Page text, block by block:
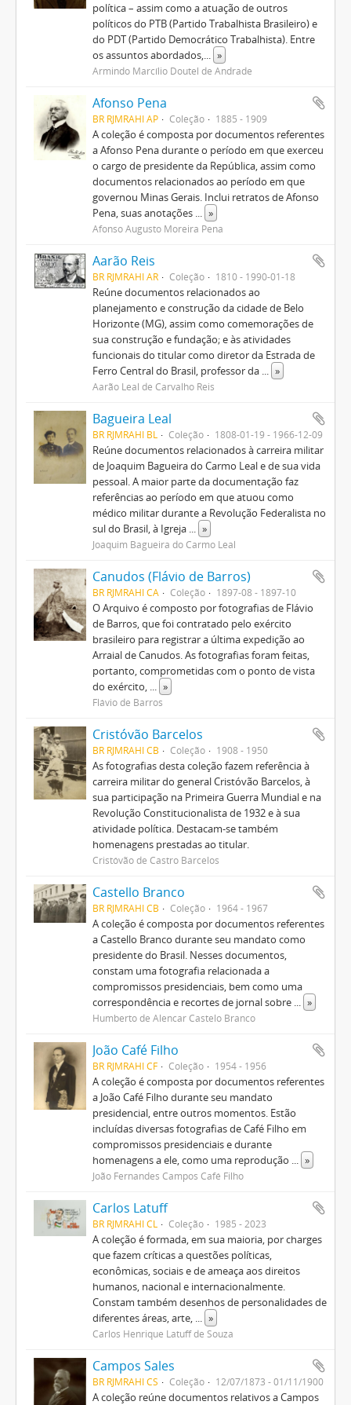
política – assim como a atuação de outros
políticos do PTB (Partido Trabalhista Brasileiro) e
do PDT (Partido Democrático Trabalhista). Entre
os assuntos abordados,... »
Armindo Marcílio Doutel de Andrade
Afonso Pena
BR RJMRAHI AP Coleção 1885 - 1909
A coleção é composta por documentos referentes
a Afonso Pena durante o período em que exerceu
o cargo de presidente da República, assim como
documentos relacionados ao período em que
governou Minas Gerais. Inclui retratos de Afonso
Pena, suas anotações ... »
Afonso Augusto Moreira Pena
Aarão Reis
BR RJMRAHI AR Coleção 1810 - 1990-01-18
Reúne documentos relacionados ao
planejamento e construção da cidade de Belo
Horizonte (MG), assim como comemorações de
sua construção e fundação; e às atividades
funcionais do titular como diretor da Estrada de
Ferro Central do Brasil, professor da ... »
Aarão Leal de Carvalho Reis
Bagueira Leal
BR RJMRAHI BL Coleção 1808-01-19 - 1966-12-09
Reúne documentos relacionados à carreira militar
de Joaquim Bagueira do Carmo Leal e de sua vida
pessoal. A maior parte da documentação faz
referências ao período em que atuou como
médico militar durante a Revolução Federalista no
sul do Brasil, à Igreja ... »
Joaquim Bagueira do Carmo Leal
Canudos (Flávio de Barros)
BR RJMRAHI CA Coleção 1897-08 - 1897-10
O Arquivo é composto por fotografias de Flávio
de Barros, que foi contratado pelo exército
brasileiro para registrar a última expedição ao
Arraial de Canudos. As fotografias foram feitas,
portanto, comprometidas com o ponto de vista
do exército, ... »
Flávio de Barros
Cristóvão Barcelos
BR RJMRAHI CB Coleção 1908 - 1950
As fotografias desta coleção fazem referência à
carreira militar do general Cristóvão Barcelos, à
sua participação na Primeira Guerra Mundial e na
Revolução Constitucionalista de 1932 e à sua
atividade política. Destacam-se também
homenagens prestadas ao titular.
Cristóvão de Castro Barcelos
Castello Branco
BR RJMRAHI CB Coleção 1964 - 1967
A coleção é composta por documentos referentes
a Castello Branco durante seu mandato como
presidente do Brasil. Nesses documentos,
constam uma fotografia relacionada a
compromissos presidenciais, bem como uma
correspondência e recortes de jornal sobre ... »
Humberto de Alencar Castelo Branco
João Café Filho
BR RJMRAHI CF Coleção 1954 - 1956
A coleção é composta por documentos referentes
a João Café Filho durante seu mandato
presidencial, entre outros momentos. Estão
incluídas diversas fotografias de Café Filho em
compromissos presidenciais e durante
homenagens a ele, como uma reprodução ... »
João Fernandes Campos Café Filho
Carlos Latuff
BR RJMRAHI CL Coleção 1985 - 2023
A coleção é formada, em sua maioria, por charges
que fazem críticas a questões políticas,
econômicas, sociais e de ameaça aos direitos
humanos, nacional e internacionalmente.
Constam também desenhos de personalidades de
diferentes áreas, arte, ... »
Carlos Henrique Latuff de Souza
Campos Sales
BR RJMRAHI CS Coleção 12/07/1873 - 01/11/1900
A coleção reúne documentos relativos a Campos